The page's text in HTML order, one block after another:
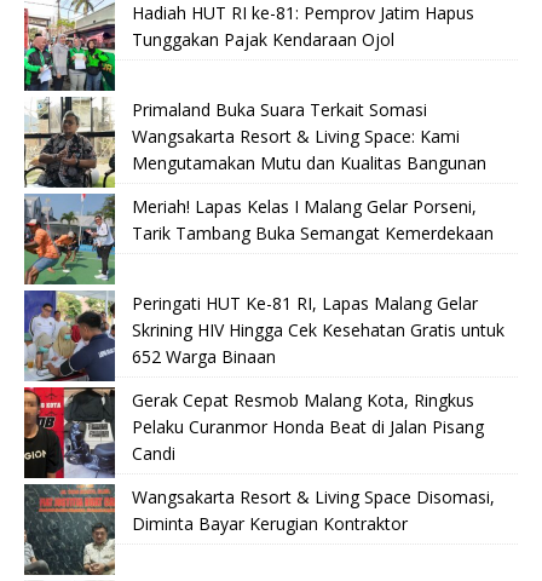
Hadiah HUT RI ke-81: Pemprov Jatim Hapus
Tunggakan Pajak Kendaraan Ojol
Primaland Buka Suara Terkait Somasi
Wangsakarta Resort & Living Space: Kami
Mengutamakan Mutu dan Kualitas Bangunan
Meriah! Lapas Kelas I Malang Gelar Porseni,
Tarik Tambang Buka Semangat Kemerdekaan
Peringati HUT Ke-81 RI, Lapas Malang Gelar
Skrining HIV Hingga Cek Kesehatan Gratis untuk
652 Warga Binaan
Gerak Cepat Resmob Malang Kota, Ringkus
Pelaku Curanmor Honda Beat di Jalan Pisang
Candi
Wangsakarta Resort & Living Space Disomasi,
Diminta Bayar Kerugian Kontraktor